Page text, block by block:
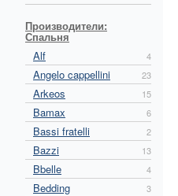
Производители:
Спальня
Alf
4
Angelo cappellini 23
Arkeos 15
Bamax 6
Bassi fratelli 2
Bazzi 13
Bbelle 4
Bedding 3